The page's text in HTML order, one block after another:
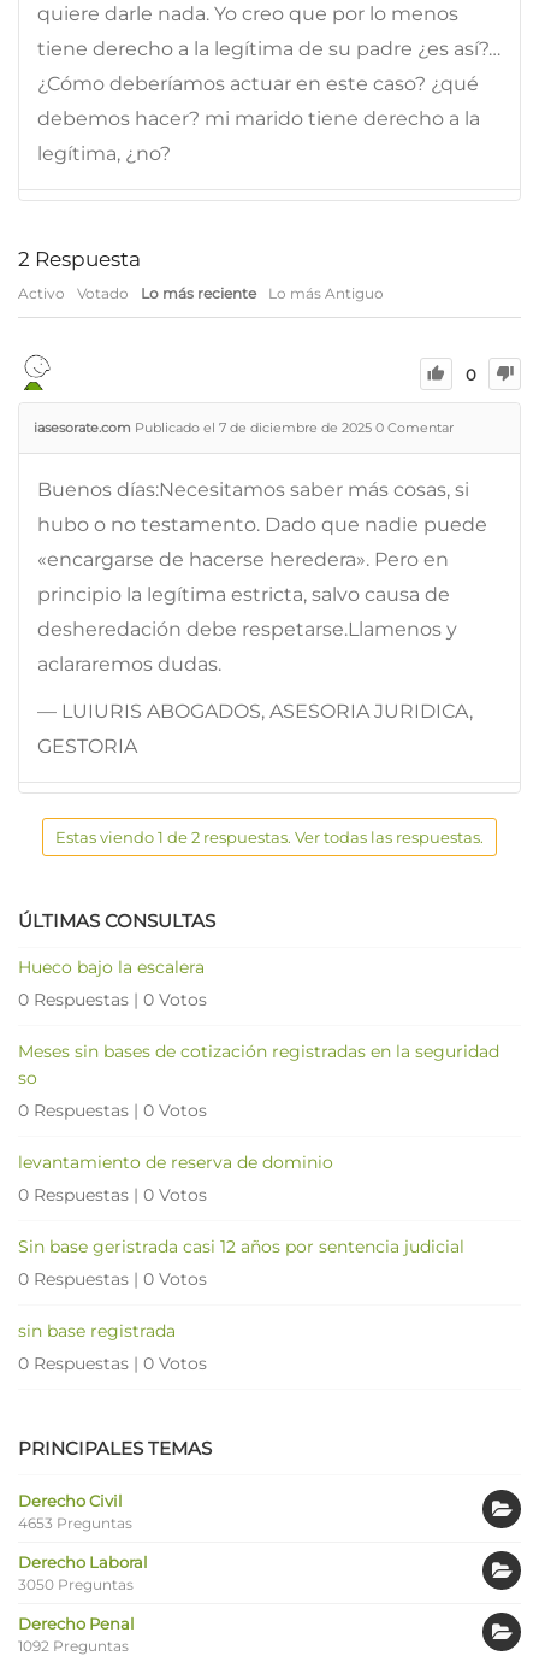
quiere darle nada. Yo creo que por lo menos
tiene derecho a la legítima de su padre ¿es así?…
¿Cómo deberíamos actuar en este caso? ¿qué
debemos hacer? mi marido tiene derecho a la
legítima, ¿no?
2 Respuesta
Activo Votado Lo más reciente Lo más Antiguo
0
iasesorate.com Publicado el 7 de diciembre de 2025 0 Comentar
Buenos días:Necesitamos saber más cosas, si
hubo o no testamento. Dado que nadie puede
«encargarse de hacerse heredera». Pero en
principio la legítima estricta, salvo causa de
desheredación debe respetarse.Llamenos y
aclararemos dudas.
— LUIURIS ABOGADOS, ASESORIA JURIDICA,
GESTORIA
Estas viendo 1 de 2 respuestas. Ver todas las respuestas.
ÚLTIMAS CONSULTAS
Hueco bajo la escalera
0 Respuestas | 0 Votos
Meses sin bases de cotización registradas en la seguridad
so
0 Respuestas | 0 Votos
levantamiento de reserva de dominio
0 Respuestas | 0 Votos
Sin base geristrada casi 12 años por sentencia judicial
0 Respuestas | 0 Votos
sin base registrada
0 Respuestas | 0 Votos
PRINCIPALES TEMAS
Derecho Civil
4653 Preguntas
Derecho Laboral
3050 Preguntas
Derecho Penal
1092 Preguntas